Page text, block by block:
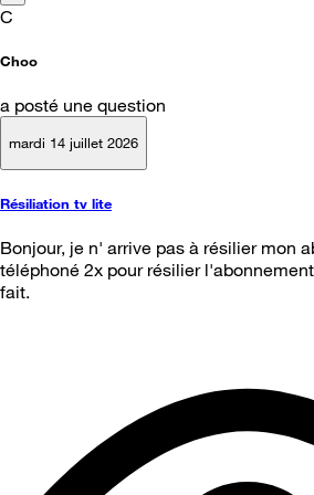
C
Choo
a posté une question
mardi 14 juillet 2026
Résiliation tv lite
Bonjour, je n' arrive pas à résilier mon
téléphoné 2x pour résilier
fait.